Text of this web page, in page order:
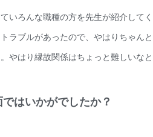
ていろんな職種の方を先生が紹介して
ラブルがあったので、やはりちゃん
やはり縁故関係はちょっと難しいなと
はいかがでしたか？